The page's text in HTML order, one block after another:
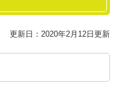
更新日：2020年2月12日更新